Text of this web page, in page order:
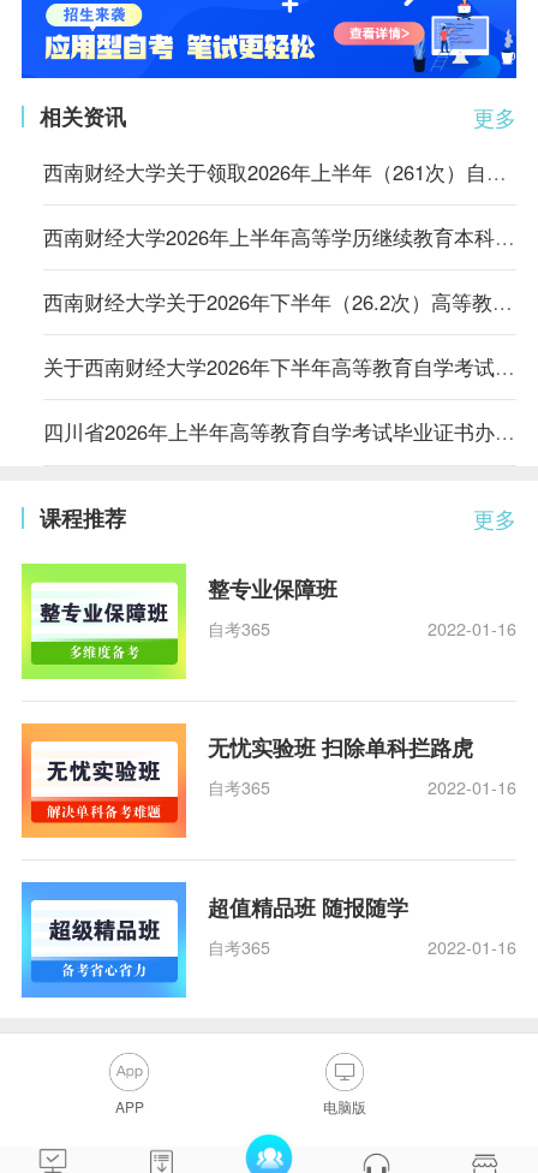
更多
相关资讯
西南财经大学关于领取2026年上半年（261次）自考毕业证书的通知
西南财经大学2026年上半年高等学历继续教育本科毕业生学士学位授予结果及证书发放的通知
西南财经大学关于2026年下半年（26.2次）高等教育自学考试本科毕业论文报考及写作有关事项的通知
关于西南财经大学2026年下半年高等教育自学考试考生实践性环节考核工作的通知
四川省2026年上半年高等教育自学考试毕业证书办理政策解读
更多
课程推荐
整专业保障班
自考365 2022-01-16
无忧实验班 扫除单科拦路虎
自考365 2022-01-16
超值精品班 随报随学
自考365 2022-01-16
APP 电脑版